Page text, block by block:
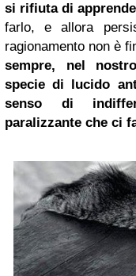
si rifiuta di
farlo, e allora
ragionamento non è
sempre, nel
specie di lucido
senso di
paralizzante che ci